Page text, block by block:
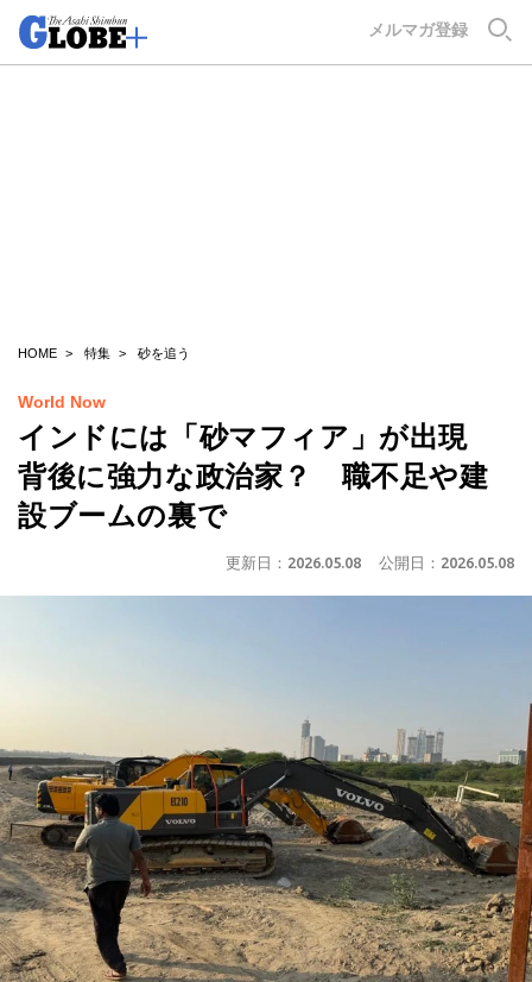
メルマガ登録
HOME 特集 砂を追う
World Now
インドには「砂マフィア」が出現
背後に強力な政治家？ 職不足や建
設ブームの裏で
更新日： 2026.05.08 公開日： 2026.05.08